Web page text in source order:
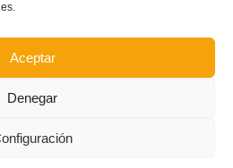
Aceptar
Denegar
embargo, el estadio se llenó
espectadores.